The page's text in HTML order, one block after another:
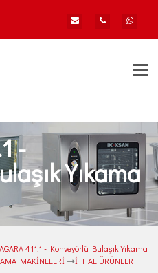
-
Yıkama
411.1 - Konveyörlü Bulaşık Yıkama
MAKİNELERİ İTHAL ÜRÜNLER